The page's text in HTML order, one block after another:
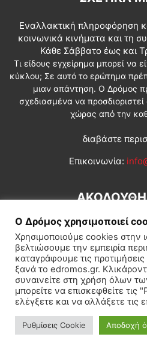
Εναλλακτική πληροφόρηση
κοινωνικά κινήματα και τη
Κάθε Σάββατο έως και
Τι είδους εγχείρημα μπορεί να
κύκλου; Σε αυτό το ερώτημα
μιαν απάντηση. Ο Δρόμος
σχεδιασμένα να
χώρας από την
διαβάστε
Επικοινωνία:
Εγγραφή συνδρομητή
Πολιτισμός
© Δρόμος της
Ο Δρόμος χρησιμοποιεί
Χρησιμοποιούμε cookies στην
βελτιώσουμε την εμπειρία
καταγράφουμε τις
ξανά το edromos.gr.
συναινείτε στη χρήση όλων
μπορείτε να επισκεφθείτε τις
ελέγξετε και να αλλάξετε τις
Ρυθμίσεις Cookie Αποδοχή